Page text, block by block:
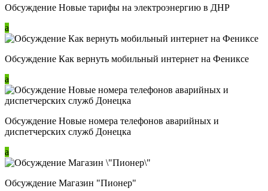
Обсуждение Новые тарифы на электроэнергию в ДНР
a
Обсуждение Как вернуть мобильный интернет на Фениксе
a
Обсуждение Новые номера телефонов аварийных и
диспетчерских служб Донецка
a
Обсуждение Магазин "Пионер"